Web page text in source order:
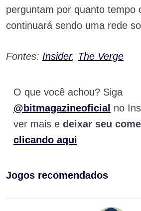
perguntam por quanto tempo
continuará sendo uma rede
Fontes: Insider, The Verge
O que você achou? Siga
@bitmagazineoficial no
ver mais e deixar seu
clicando aqui
Jogos recomendados